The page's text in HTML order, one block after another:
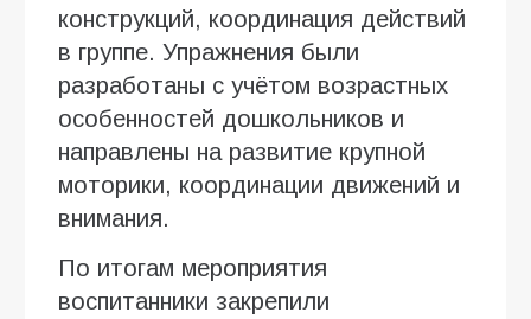
конструкций, координация действий
в группе. Упражнения были
разработаны с учётом возрастных
особенностей дошкольников и
направлены на развитие крупной
моторики, координации движений и
внимания.
По итогам мероприятия
воспитанники закрепили